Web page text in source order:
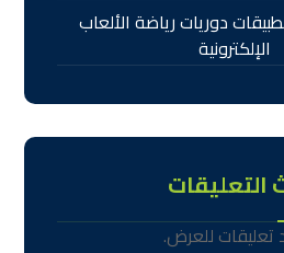
دوريات رياضة الألعاب
الإلكترونية
التعليقات
تعليقات للعرض.